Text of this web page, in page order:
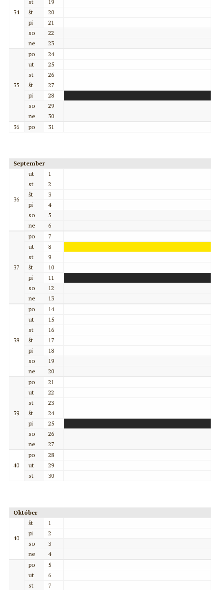
34
st
19
št
20
pi
21
so
22
ne
23
35
po
24
ut
25
st
26
št
27
pi
28
so
29
ne
30
36
po 31
September
36
ut
1
st
2
št
3
pi
4
so
5
ne
6
37
po
7
ut
8
st
9
št
10
pi
11
so
12
ne
13
38
po
14
ut
15
st
16
št
17
pi
18
so
19
ne
20
39
po
21
ut
22
st
23
št
24
pi
25
so
26
ne
27
40
po
28
ut
29
st
30
Október
40
št
1
pi
2
so
3
ne
4
po
5
ut
6
st
7